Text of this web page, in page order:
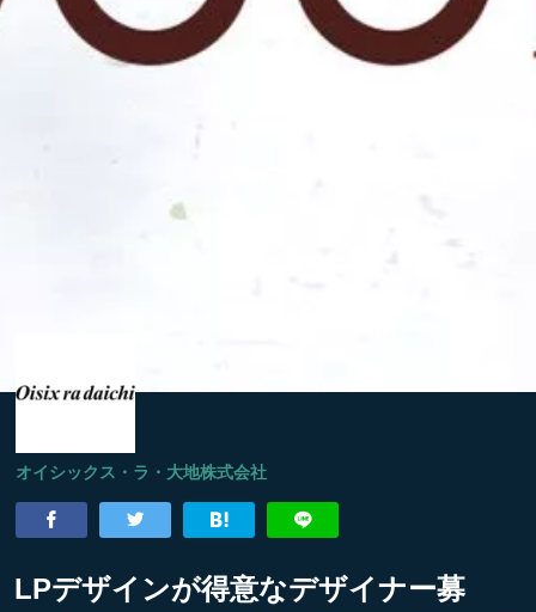
オイシックス・ラ・大地株式会社
LPデザインが得意なデザイナー募